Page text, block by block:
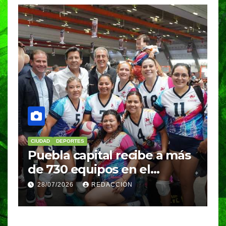
recibe a más
en el
de Voleibol
DEPORTES EDUCACIÓN PORTADA
BUAP conquista 29
medallas en el
Nacional de Karate
clasifica a
28/07/2026 VERÓNICA